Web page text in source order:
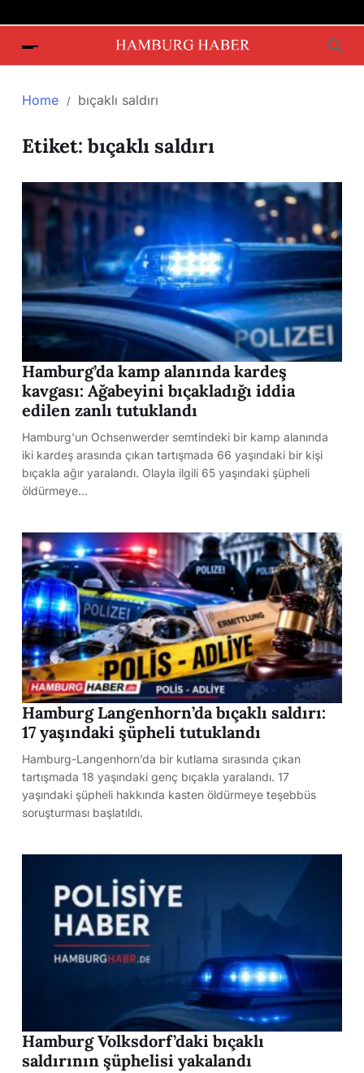
Home bıçaklı saldırı
Etiket: bıçaklı saldırı
Hamburg’da kamp alanında kardeş
kavgası: Ağabeyini bıçakladığı iddia
edilen zanlı tutuklandı
Hamburg'un Ochsenwerder semtindeki bir kamp alanında
iki kardeş arasında çıkan tartışmada 66 yaşındaki bir kişi
bıçakla ağır yaralandı. Olayla ilgili 65 yaşındaki şüpheli
öldürmeye…
Hamburg Langenhorn’da bıçaklı saldırı:
17 yaşındaki şüpheli tutuklandı
Hamburg-Langenhorn’da bir kutlama sırasında çıkan
tartışmada 18 yaşındaki genç bıçakla yaralandı. 17
yaşındaki şüpheli hakkında kasten öldürmeye teşebbüs
soruşturması başlatıldı.
Hamburg Volksdorf’daki bıçaklı
saldırının şüphelisi yakalandı